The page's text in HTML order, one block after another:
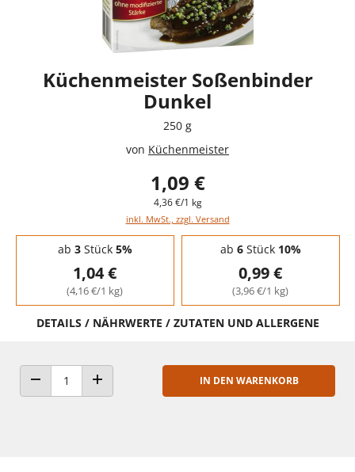
Küchenmeister Soßenbinder
Dunkel
250 g
von Küchenmeister
1,09 €
4,36 €/1 kg
inkl. MwSt., zzgl. Versand
Staffelpreise - Mengenrabatt
ab 3Stück 5%
1,04 €
(4,16 €/1 kg)
ab 6Stück 10%
0,99 €
(3,96 €/1 kg)
DETAILS / NÄHRWERTE / ZUTATEN UND ALLERGENE
ANZAHL VERRINGERNANZAHL ERHÖHEN
IN DEN WARENKORB